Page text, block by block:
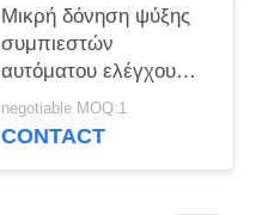
Μικρή δόνηση ψύξης
συμπιεστών
αυτόματου ελέγχου
δροσισμένη νερό
negotiable MOQ:1
CONTACT